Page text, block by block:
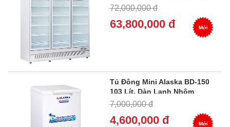
Lớp Low-E
72,000,000 đ
63,800,000 đ Mới
Tủ Đông Mini Alaska BD-150
103 Lít, Dàn Lạnh Nhôm
7,000,000 đ
4,600,000 đ Mới